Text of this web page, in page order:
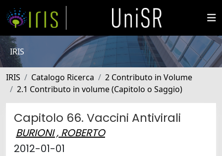
IRIS
IRIS Catalogo Ricerca
2 Contributo in Volume
2.1 Contributo in volume (Capitolo o Saggio)
Capitolo 66. Vaccini Antivirali
BURIONI , ROBERTO
2012-01-01